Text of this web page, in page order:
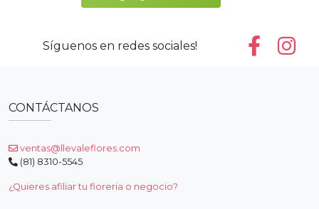
Síguenos en redes sociales!
CONTÁCTANOS
ventas@llevaleflores.com
(81) 8310-5545
¿Quieres afiliar tu floreria o negocio?